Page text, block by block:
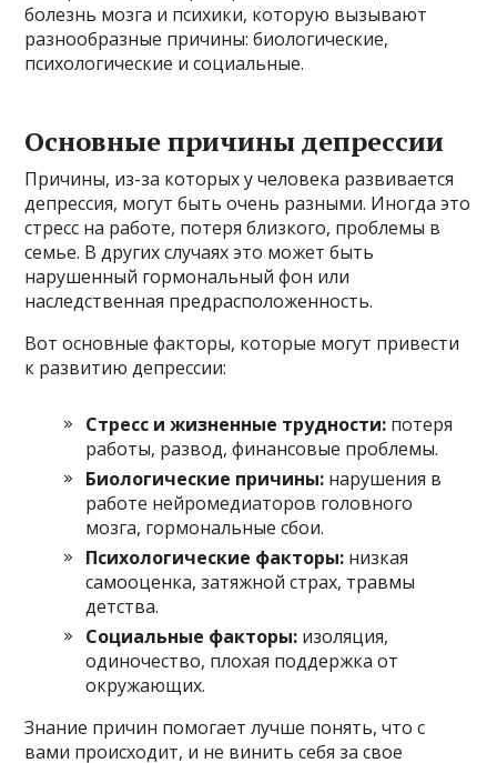
болезнь мозга и психики, которую вызывают
разнообразные причины: биологические,
психологические и социальные.
Основные причины депрессии
Причины, из-за которых у человека развивается
депрессия, могут быть очень разными. Иногда это
стресс на работе, потеря близкого, проблемы в
семье. В других случаях это может быть
нарушенный гормональный фон или
наследственная предрасположенность.
Вот основные факторы, которые могут привести
к развитию депрессии:
Стресс и жизненные трудности: потеря
работы, развод, финансовые проблемы.
Биологические причины: нарушения в
работе нейромедиаторов головного
мозга, гормональные сбои.
Психологические факторы: низкая
самооценка, затяжной страх, травмы
детства.
Социальные факторы: изоляция,
одиночество, плохая поддержка от
окружающих.
Знание причин помогает лучше понять, что с
вами происходит, и не винить себя за свое